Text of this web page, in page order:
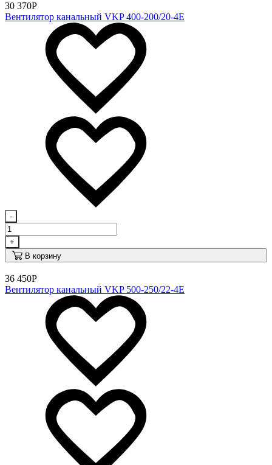
30 370Р
Вентилятор канальный VKP 400-200/20-4E
-
+
В корзину
36 450Р
Вентилятор канальный VKP 500-250/22-4E